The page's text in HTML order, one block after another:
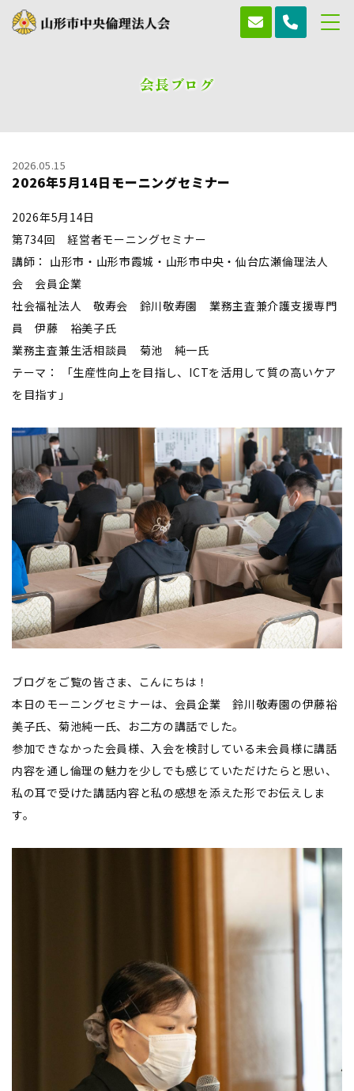
会長ブログ
2026.05.15
2026年5月14日モーニングセミナー
2026年5月14日
第734回 経営者モーニングセミナー
講師： 山形市・山形市霞城・山形市中央・仙台広瀬倫理法人
会 会員企業
社会福祉法人 敬寿会 鈴川敬寿園 業務主査兼介護支援専門
員 伊藤 裕美子氏
業務主査兼生活相談員 菊池 純一氏
テーマ： 「生産性向上を目指し、ICTを活用して質の高いケア
を目指す」
ブログをご覧の皆さま、こんにちは！
本日のモーニングセミナーは、会員企業 鈴川敬寿園の伊藤裕
美子氏、菊池純一氏、お二方の講話でした。
参加できなかった会員様、入会を検討している未会員様に講話
内容を通し倫理の魅力を少しでも感じていただけたらと思い、
私の耳で受けた講話内容と私の感想を添えた形でお伝えしま
す。